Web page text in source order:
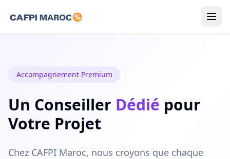
Résidents
Non-Résidents
Guides
Accompagnement Premium
Un Conseiller Dédié pour
Votre Projet
Chez CAFPI Maroc, nous croyons que chaque